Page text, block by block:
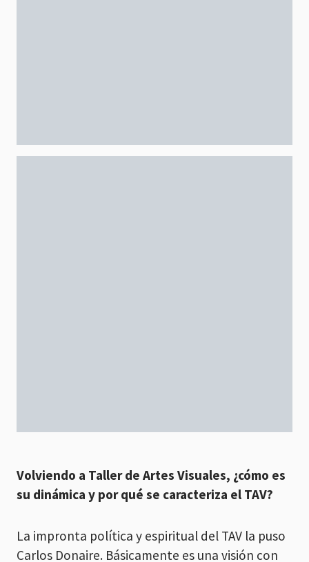
Volviendo a Taller de Artes Visuales, ¿cómo es
su dinámica y por qué se caracteriza el TAV?
La impronta política y espiritual del TAV la puso
Carlos Donaire. Básicamente es una visión con